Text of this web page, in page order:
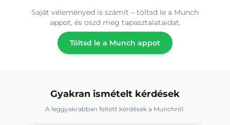
Saját véleményed is számít – töltsd le a Munch
appot, és oszd meg tapasztalataidat.
Töltsd le a Munch appot
Gyakran ismételt kérdések
A leggyakrabban feltett kérdések a Munchről.